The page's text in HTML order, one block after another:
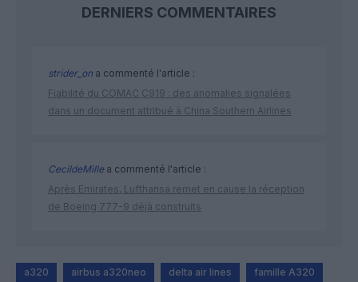
DERNIERS COMMENTAIRES
strider_on a commenté l'article :
Fiabilité du COMAC C919 : des anomalies signalées
dans un document attribué à China Southern Airlines
CecildeMillea commenté l'article :
Après Emirates, Lufthansa remet en cause la réception
de Boeing 777-9 déjà construits
a320 airbus a320neo delta air lines famille A320